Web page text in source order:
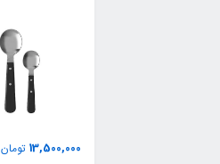
13,500,000 تومان